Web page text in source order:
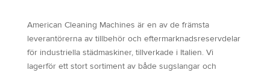
American Cleaning Machines är en av de främsta
leverantörerna av tillbehör och eftermarknadsreservdelar
för industriella städmaskiner, tillverkade i Italien. Vi
lagerför ett stort sortiment av både sugslangar och